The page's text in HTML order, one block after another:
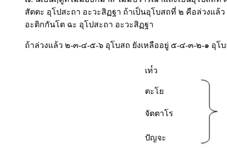
สัตตะ อุโปสะถา อะวะสิฏฐา ถ้าเป็นอุโบสถที่ ๒ คือล่วงแล้
อะติกกันโต ฉะ อุโปสะถา อะวะสิฏฐา
ถ้าล่วงแล้ว ๒-๓-๔-๕-๖ อุโบสถ ยังเหลืออยู่ ๕-๔-๓-๒-๑ อุโ
เท๎ว
ตะโย
จัตตาโร
ปัญจะ